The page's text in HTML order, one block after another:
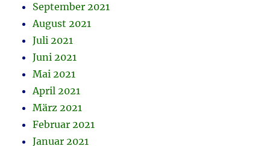
September 2021
August 2021
Juli 2021
Juni 2021
Mai 2021
April 2021
März 2021
Februar 2021
Januar 2021